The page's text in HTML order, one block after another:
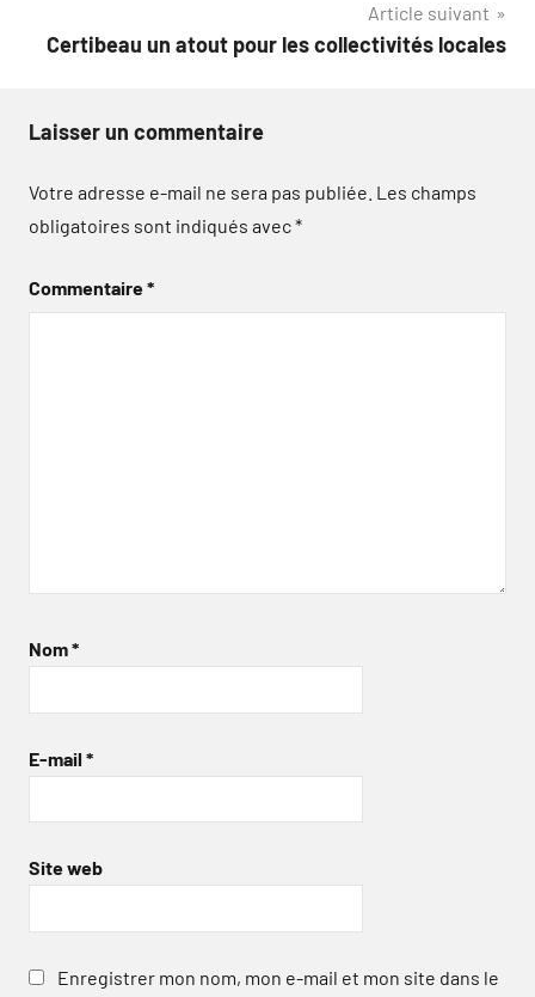
Article suivant
Certibeau un atout pour les collectivités locales
Laisser un commentaire
Votre adresse e-mail ne sera pas publiée. Les champs
obligatoires sont indiqués avec*
Commentaire*
Nom*
E-mail *
Site web
Enregistrer mon nom, mon e-mail et mon site dans le